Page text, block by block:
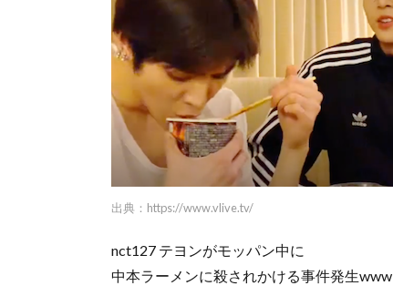
出典： https://www.vlive.tv/
nct127 テヨンがモッパン中に
中本ラーメンに殺されかける事件発生www